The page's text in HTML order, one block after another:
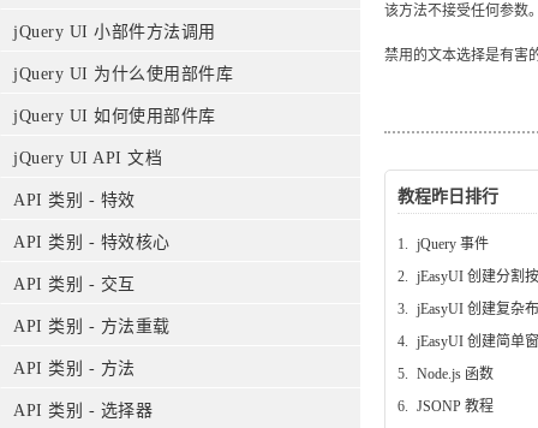
jQuery UI 小部件方法调用
jQuery UI 为什么使用部件库
jQuery UI 如何使用部件库
jQuery UI API 文档
API 类别 - 特效
API 类别 - 特效核心
API 类别 - 交互
API 类别 - 方法重载
API 类别 - 方法
API 类别 - 选择器
该方法不接受任何参数
禁用的文本选择是有害
教程昨日排行
1. jQuery 事件
2. jEasyUI 创建分割
3. jEasyUI 创建复杂
4. jEasyUI 创建简单
5. Node.js 函数
6. JSONP 教程